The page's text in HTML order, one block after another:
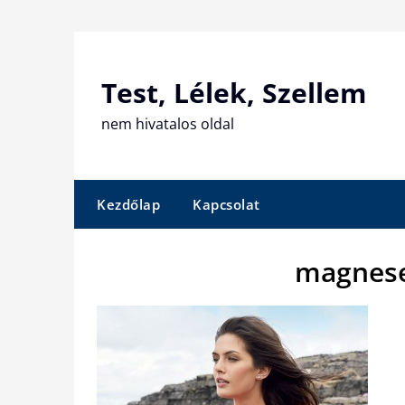
Test, Lélek, Szellem
nem hivatalos oldal
Kezdőlap Kapcsolat